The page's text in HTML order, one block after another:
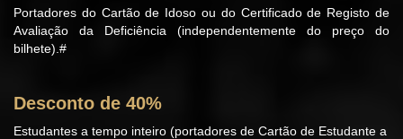
Portadores do Cartão de Idoso ou do Certificado de Registo de
Avaliação da Deficiência (independentemente do preço do
bilhete).#
Desconto de 40%
Estudantes a tempo inteiro (portadores de Cartão de Estudante a